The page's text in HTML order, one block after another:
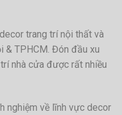
trang trí nội thất và
& TPHCM. Đón đầu xu
nhà cửa được rất nhiều
nghiệm về lĩnh vực decor